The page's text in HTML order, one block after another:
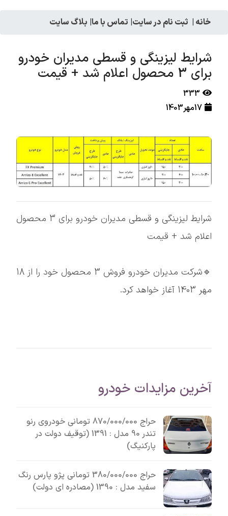
خانه | ثبت نام در سایت| تماس با ما| بلاگ سایت
شرایط لیزینگی و قسطی مدیران خودرو
برای 3 محصول اعلام شد + قیمت
333
17مهر1403
شرایط لیزینگی و قسطی مدیران خودرو برای 3 محصول
اعلام شد + قیمت
🔹شرکت مدیران خودرو فروش 3 محصول خود را از 18
مهر 1403 آغاز خواهد کرد.
آخرین مزایدات خودرو
حراج 870/000/000 تومانی خودروی رنو
تندر 90 مدل : 1391 (توقیف دولت در
پارکنیگ)
حراج 380/000/000 تومانی پژو پارس رنگ
سفید مدل : 1390 (مصادره ای دولت)